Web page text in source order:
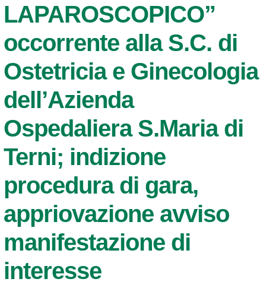
LAPAROSCOPICO”
occorrente alla S.C. di
Ostetricia e Ginecologia
dell’Azienda
Ospedaliera S.Maria di
Terni; indizione
procedura di gara,
appriovazione avviso
manifestazione di
interesse